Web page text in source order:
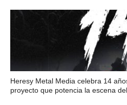
Heresy Metal Media celebra 14
proyecto que potencia la escena